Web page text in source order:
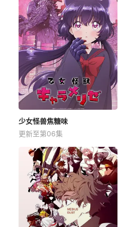
少女怪兽焦糖味
更新至第06集